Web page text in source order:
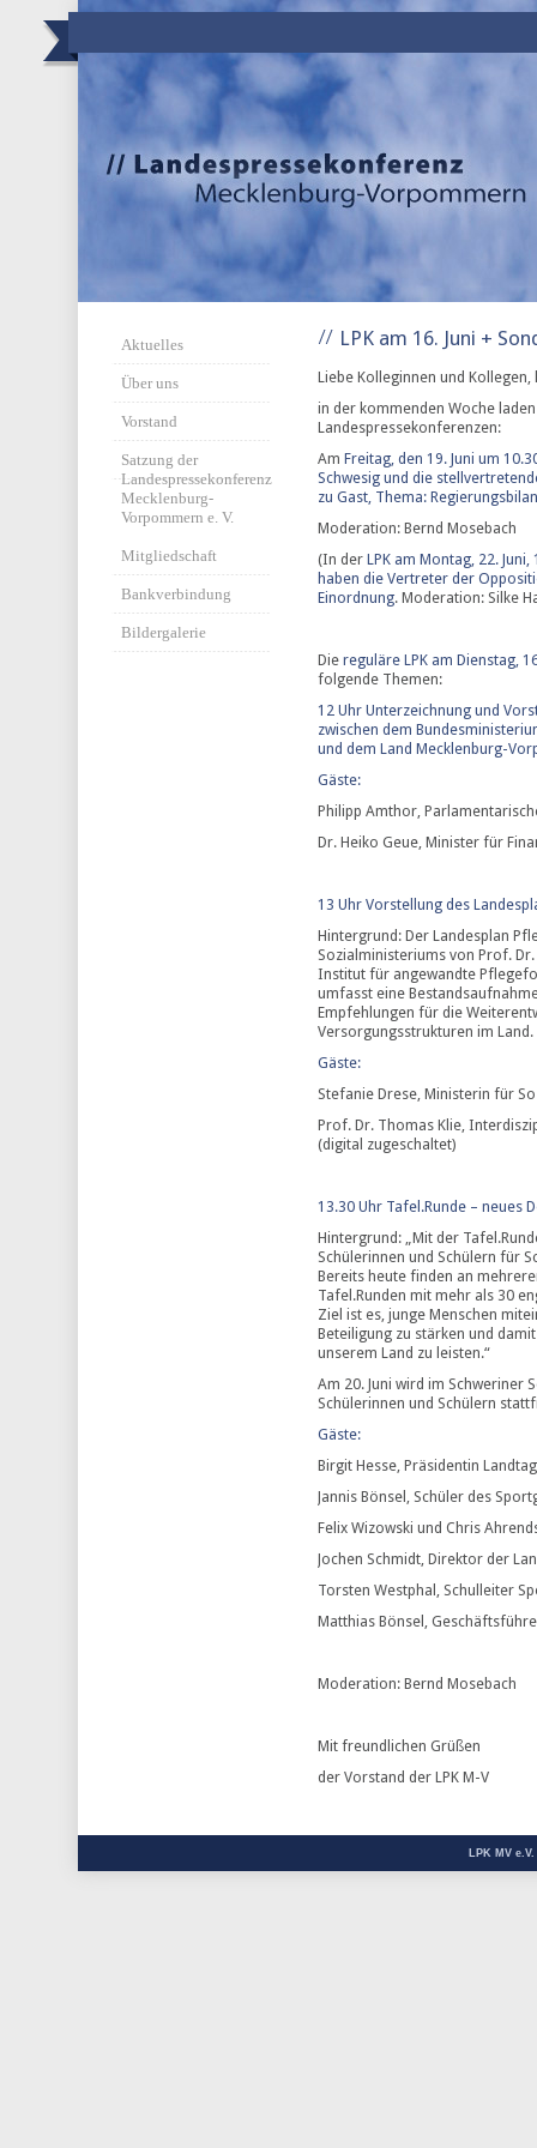
Aktuelles
Über uns
Vorstand
Satzung der
Landespressekonferenz
Mecklenburg-
Vorpommern e. V.
Mitgliedschaft
Bankverbindung
Bildergalerie
LPK am 16. Juni +
Liebe Kolleginnen und Kollegen,
in der kommenden Woche
Landespressekonferenzen:
Am Freitag, den 19. Juni um
Schwesig und die
zu Gast, Thema:
Moderation: Bernd Mosebach
(In der LPK am Montag, 22.
haben die Vertreter der
Einordnung. Moderation: Silke
Die reguläre LPK am Dienstag,
folgende Themen:
12 Uhr Unterzeichnung und
zwischen dem
und dem Land Mecklenburg-
Gäste:
Philipp Amthor,
Dr. Heiko Geue, Minister für
13 Uhr Vorstellung des
Hintergrund: Der Landesplan
Sozialministeriums von Prof.
Institut für angewandte
umfasst eine
Empfehlungen für die
Versorgungsstrukturen im Land.
Gäste:
Stefanie Drese, Ministerin für
Prof. Dr. Thomas Klie,
(digital zugeschaltet)
13.30 Uhr Tafel.Runde – neues
Hintergrund: „Mit der
Schülerinnen und Schülern für
Bereits heute finden an
Tafel.Runden mit mehr als 30
Ziel ist es, junge Menschen
Beteiligung zu stärken und
unserem Land zu leisten.“
Am 20. Juni wird im Schweriner
Schülerinnen und Schülern
Gäste:
Birgit Hesse, Präsidentin
Jannis Bönsel, Schüler des
Felix Wizowski und Chris
Jochen Schmidt, Direktor der
Torsten Westphal, Schulleiter
Matthias Bönsel,
Moderation: Bernd Mosebach
Mit freundlichen Grüßen
der Vorstand der LPK M-V
LPK MV e.V.